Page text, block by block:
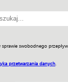
swobodnego
przetwarzania danych
Praca w WIW